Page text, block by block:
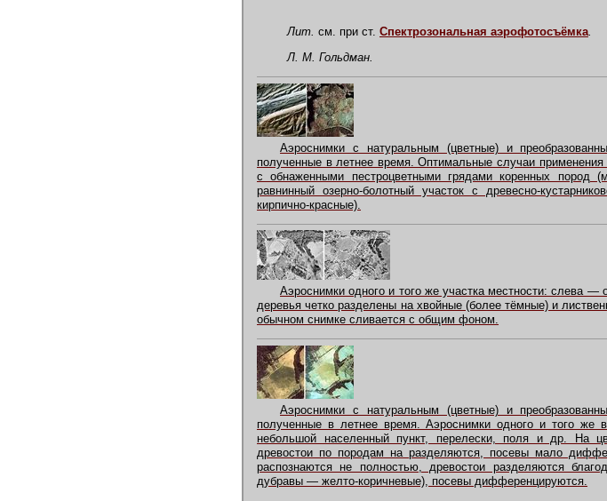
Лит. см. при ст. Спектрозональная аэрофотосъёмка.
Л. М. Гольдман.
Аэроснимки с натуральным (цветные) и
полученные в летнее время. Оптимальные случаи
с обнаженными пестроцветными грядами коренных
равнинный озерно-болотный участок с древесно-
кирпично-красные).
Аэроснимки одного и того же участка местности: слева
деревья четко разделены на хвойные (более тёмные) и
обычном снимке сливается с общим фоном.
Аэроснимки с натуральным (цветные) и
полученные в летнее время. Аэроснимки одного и того же
небольшой населенный пункт, перелески, поля и др. На
древостои по породам на разделяются, посевы мало
распознаются не полностью, древостои разделяются
дубравы — желто-коричневые), посевы дифференцируются.